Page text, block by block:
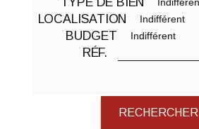
LOCALISATION
BUDGET
RÉF.
RECHERCHER